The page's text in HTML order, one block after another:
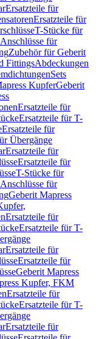
Ersatzteile für
Ersatzteile für
T-Stücke für
Anschlüsse für
Zubehör für Geberit
FittingsAbdeckungen
Sets
KupferGeberit
Ersatzteile für
Ersatzteile für T-
Ersatzteile für
Übergänge
Ersatzteile für
Ersatzteile für
T-Stücke für
Anschlüsse für
Geberit Mapress
Ersatzteile für
Ersatzteile für T-
Ersatzteile für
Ersatzteile für
Geberit Mapress
Kupfer, FKM
Ersatzteile für
Ersatzteile für T-
Ersatzteile für